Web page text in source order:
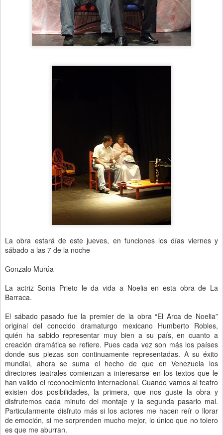
La obra estará de este jueves, en funciones los días viernes y
sábado a las 7 de la noche
Gonzalo Murúa
La actriz Sonia Prieto le da vida a Noelia en esta obra de La
Barraca.
El sábado pasado fue la premier de la obra “El Arca de Noelia”
original del conocido dramaturgo mexicano Humberto Robles,
quién ha sabido representar muy bien a su país, en cuanto a
creación dramática se refiere. Pues cada vez son más los países
donde sus piezas son continuamente representadas. A su éxito
mundial, ahora se suma el hecho de que en Venezuela los
directores teatrales comienzan a interesarse en los textos que le
han valido el reconocimiento internacional. Cuando vamos al teatro
existen dos posibilidades, la primera, que nos guste la obra y
disfrutemos cada minuto del montaje y la segunda pasarlo mal.
Particularmente disfruto más si los actores me hacen reír o llorar
de emoción, si me sorprenden mucho mejor, lo único que no tolero
es que me aburran.